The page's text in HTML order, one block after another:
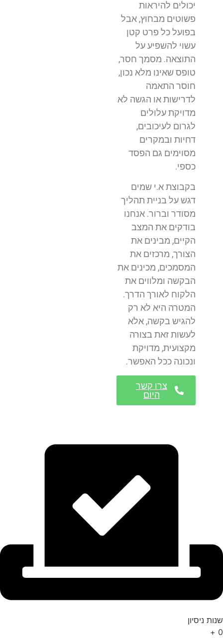
יכולים להיראות
פשוטים מבחוץ, אבל
בפועל כל פרט קטן
עשוי להשפיע על
התוצאה. מסמך חסר,
טופס שאינו מלא נכון,
חוסר התאמה
לדרישות או הגשה לא
מדויקת עלולים
לגרום לעיכובים,
דחיות ובמקרים
מסוימים גם הפסד
כספי.
בקבוצת א.י שמים
דגש על בניית תהליך
מסודר וברור. אנחנו
בודקים את המצב
הקיים, מבינים את
הצורך, מרכזים את
המסמכים, מכינים את
הבקשה ומלווים את
הלקוח לאורך הדרך.
המטרה היא לא רק
להגיש בקשה, אלא
לעשות זאת בצורה
מקצועית, מדויקת
ונכונה ככל האפשר.
צרו קשר
היום
שנות ניסיון
0
+